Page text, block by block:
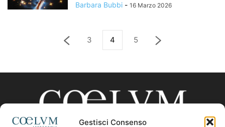
Gestisci Consenso
Barbara Bubbi - 16 Marzo 2026
3 4 5